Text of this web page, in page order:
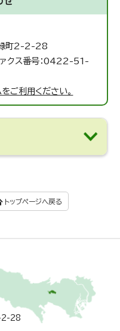
町2-2-28
ス番号：0422-51-
ご利用ください。
トップページへ戻る
2-28